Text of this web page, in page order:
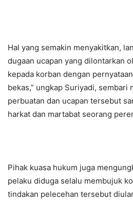
Hal yang semakin menyakitkan,
dugaan ucapan yang dilontarkan
kepada korban dengan
bekas,” ungkap Suriyadi, sembari
perbuatan dan ucapan tersebut
harkat dan martabat seorang
Pihak kuasa hukum juga
pelaku diduga selalu membujuk
tindakan pelecehan tersebut